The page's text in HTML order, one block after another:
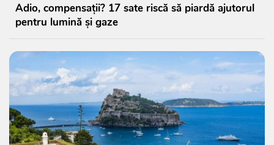
Adio, compensații? 17 sate riscă să piardă ajutorul
pentru lumină și gaze